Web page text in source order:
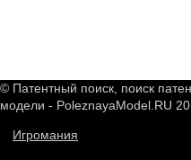
© Патентный поиск, поиск
модели - PoleznayaModel.RU
Игромания